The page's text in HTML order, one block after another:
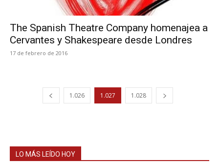
The Spanish Theatre Company homenajea a
Cervantes y Shakespeare desde Londres
17 de febrero de 2016
1.026 1.027 1.028
LO MÁS LEÍDO HOY